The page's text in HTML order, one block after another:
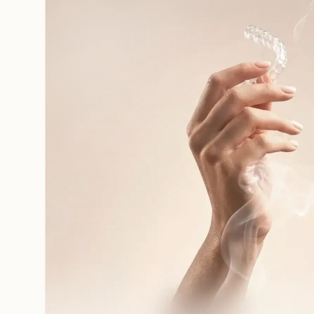
указан на упаковке каждого
Тщательно мойте руки
с мылом перед снятием или
если нет возможности вымыть руки,
антисептическими средствами.